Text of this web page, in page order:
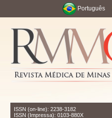
Português
ISSN (on-line): 2238-3182
ISSN (Impressa): 0103-880X